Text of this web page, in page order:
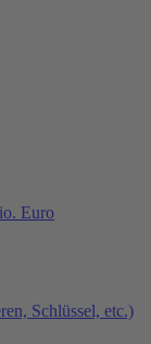
Euro
Schlüssel, etc.)